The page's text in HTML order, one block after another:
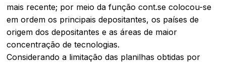
mais recente; por meio da função cont.secolocou-se
em ordem os principais depositantes, os países de
origem dos depositantes e as áreas de maior
concentração de tecnologias.
Considerando a limitação das planilhas obtidas por